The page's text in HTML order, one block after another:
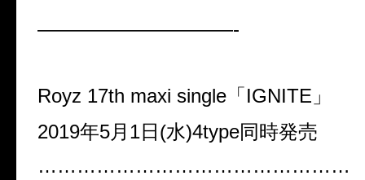
——————————-
Royz 17th maxi single 「 IGNITE 」
2019年5月 1日 (水)4type同時発売
…………………………………………